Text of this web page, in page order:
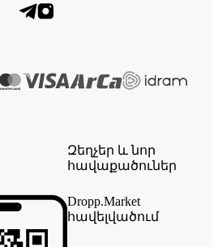
Զեղչեր և նոր
հավաքածուներ
Dropp.Market
հավելվածում